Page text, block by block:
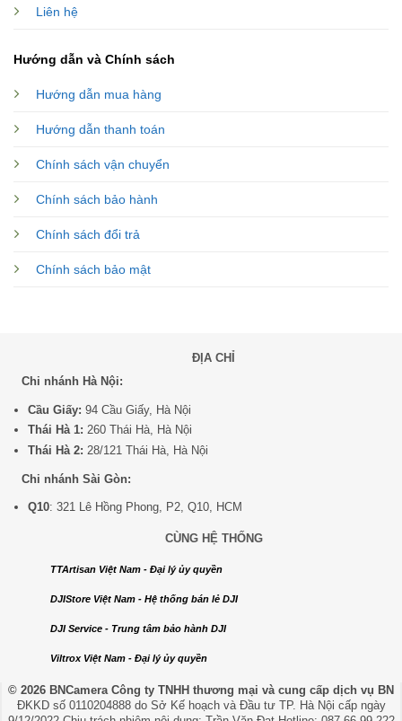
Liên hệ
Hướng dẫn và Chính sách
Hướng dẫn mua hàng
Hướng dẫn thanh toán
Chính sách vận chuyển
Chính sách bảo hành
Chính sách đổi trả
Chính sách bảo mật
ĐỊA CHỈ
Chi nhánh Hà Nội:
Cầu Giấy: 94 Cầu Giấy, Hà Nội
Thái Hà 1: 260 Thái Hà, Hà Nội
Thái Hà 2: 28/121 Thái Hà, Hà Nội
Chi nhánh Sài Gòn:
Q10: 321 Lê Hồng Phong, P2, Q10, HCM
CÙNG HỆ THỐNG
TTArtisan Việt Nam - Đại lý ủy quyền
DJIStore Việt Nam - Hệ thống bán lẻ DJI
DJI Service - Trung tâm bảo hành DJI
Viltrox Việt Nam - Đại lý ủy quyền
© 2026 BNCamera Công ty TNHH thương mại và cung cấp dịch vụ BN
ĐKKD số 0110204888 do Sở Kế hoạch và Đầu tư TP. Hà Nội cấp ngày